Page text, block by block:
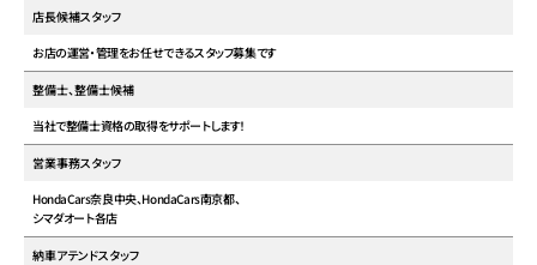
店長候補スタッフ
お店の運営・管理をお任せできるスタッフ募集です
整備士、整備士候補
当社で整備士資格の取得をサポートします！
営業事務スタッフ
HondaCars奈良中央、HondaCars南京都、
シマダオート各店
納車アテンドスタッフ